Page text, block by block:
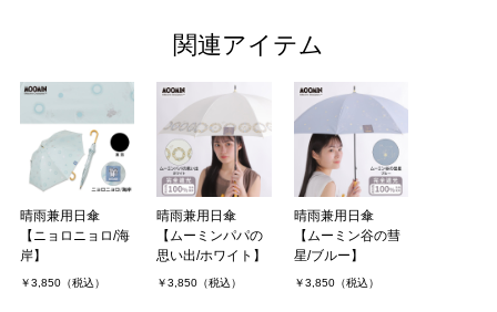
関連アイテム
晴雨兼用日傘
【ニョロニョロ/海
岸】
￥3,850（税込）
晴雨兼用日傘
【ムーミンパパの
思い出/ホワイト】
￥3,850（税込）
晴雨兼用日傘
【ムーミン谷の彗
星/ブルー】
￥3,850（税込）